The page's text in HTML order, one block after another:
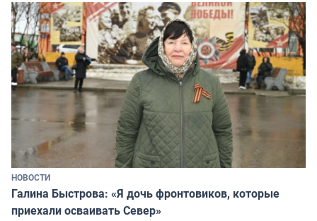
НОВОСТИ
Галина Быстрова: «Я дочь фронтовиков, которые
приехали осваивать Север»